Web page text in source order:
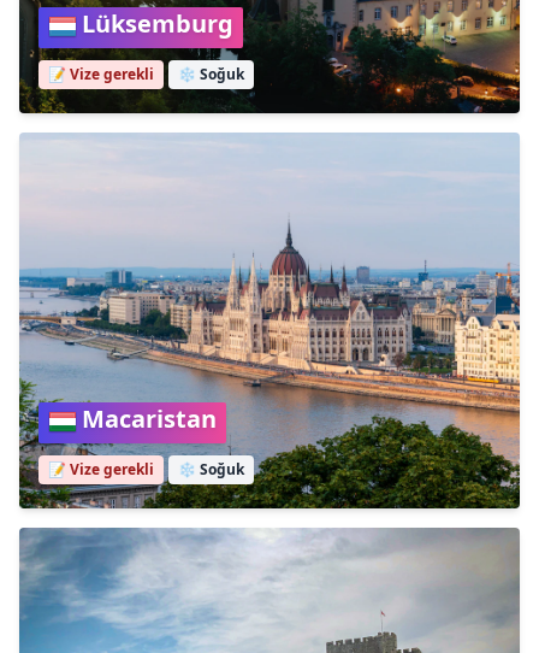
Lüksemburg
📝 Vize gerekli ❄️ Soğuk
Macaristan
📝 Vize gerekli ❄️ Soğuk